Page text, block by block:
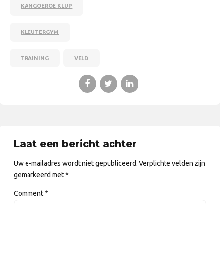
KANGOEROE KLUP
KLEUTERGYM
TRAINING VELD
Laat een bericht achter
Uw e-mailadres wordt niet gepubliceerd. Verplichte velden zijn
gemarkeerd met *
Comment*